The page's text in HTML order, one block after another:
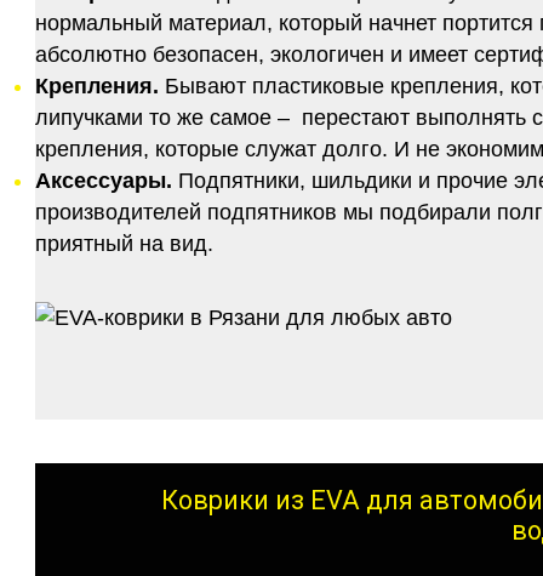
нормальный материал, который начнет
абсолютно безопасен, экологичен и имеет
Крепления. Бывают пластиковые крепления,
липучками то же самое – перестают
крепления, которые служат долго. И не
Аксессуары. Подпятники, шильдики и прочие
производителей подпятников мы подбирали
приятный на вид.
Коврики из EVA для